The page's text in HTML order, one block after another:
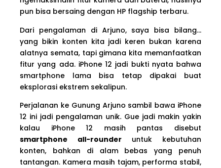
pun bisa bersaing dengan HP flagship terbaru.
Dari pengalaman di Arjuno, saya bisa bilang…
yang bikin konten kita jadi keren bukan karena
alatnya semata, tapi gimana kita memanfaatkan
fitur yang ada. iPhone 12 jadi bukti nyata bahwa
smartphone lama bisa tetap dipakai buat
eksplorasi ekstrem sekalipun.
Perjalanan ke Gunung Arjuno sambil bawa iPhone
12 ini jadi pengalaman unik. Gue jadi makin yakin
kalau iPhone 12 masih pantas disebut
smartphone all-rounder untuk kebutuhan
konten, bahkan di alam bebas yang penuh
tantangan. Kamera masih tajam, performa stabil,